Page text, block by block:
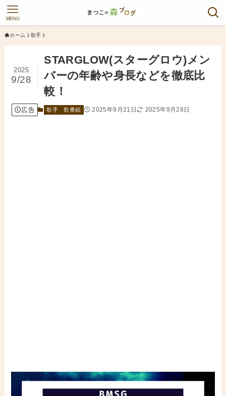
MENU
ホーム 歌手
STARGLOW(スターグロウ)メン
バーの年齢や身長などを徹底比
較！
2025
9/28
広告 歌手 歌番組 2025年9月21日 2025年9月28日